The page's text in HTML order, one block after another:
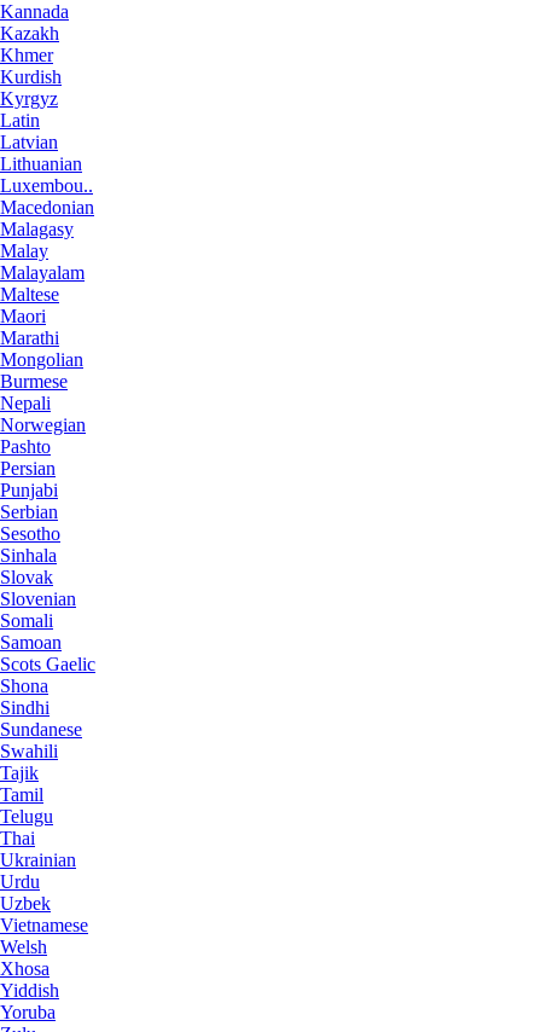
Kannada
Kazakh
Khmer
Kurdish
Kyrgyz
Latin
Latvian
Lithuanian
Luxembou..
Macedonian
Malagasy
Malay
Malayalam
Maltese
Maori
Marathi
Mongolian
Burmese
Nepali
Norwegian
Pashto
Persian
Punjabi
Serbian
Sesotho
Sinhala
Slovak
Slovenian
Somali
Samoan
Scots Gaelic
Shona
Sindhi
Sundanese
Swahili
Tajik
Tamil
Telugu
Thai
Ukrainian
Urdu
Uzbek
Vietnamese
Welsh
Xhosa
Yiddish
Yoruba